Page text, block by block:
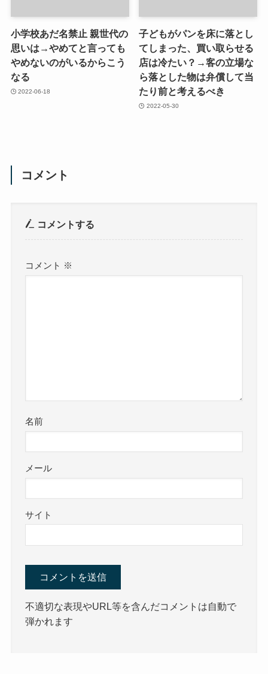
小学校あだ名禁止 親世代の
思いは→やめてと言っても
やめないのがいるからこう
なる
2022-06-18
子どもがパンを床に落とし
てしまった、買い取らせる
店は冷たい？→客の立場な
ら落とした物は弁償して当
たり前と考えるべき
2022-05-30
コメント
コメントする
コメント ※
名前
メール
サイト
不適切な表現やURL等を含んだコメントは自動で
弾かれます